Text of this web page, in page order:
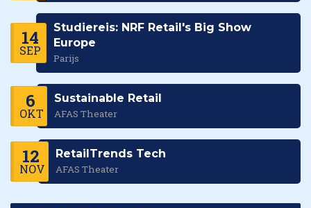
14
SEP
Studiereis: NRF Retail's Big Show
Europe
Parijs
6
OKT
Sustainable Retail
AFAS Theater
12
NOV
RetailTrends Tech
AFAS Theater